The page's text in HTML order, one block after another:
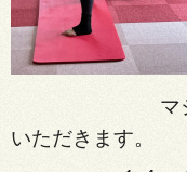
マ
いただきます。